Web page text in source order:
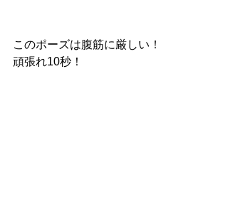
このポーズは腹筋に厳しい！
頑張れ10秒！